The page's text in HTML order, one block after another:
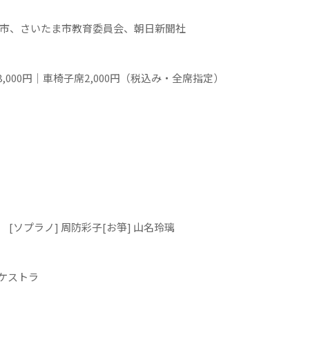
、さいたま市教育委員会、朝日新聞社
円｜車椅子席2,000円（税込み・全席指定）
ソプラノ] 周防彩子[お箏] 山名玲璃
ストラ